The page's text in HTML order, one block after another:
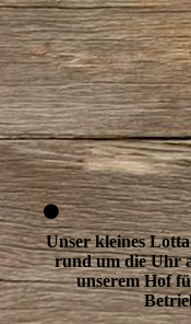
Unser kleines
rund um die Uhr
unserem Hof